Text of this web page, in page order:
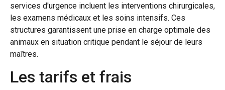
services d'urgence incluent les interventions chirurgicales,
les examens médicaux et les soins intensifs. Ces
structures garantissent une prise en charge optimale des
animaux en situation critique pendant le séjour de leurs
maîtres.
Les tarifs et frais